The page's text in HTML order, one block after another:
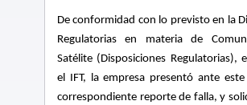
De conformidad con lo previsto en la
Regulatorias en materia de
Satélite (Disposiciones Regulatorias),
el IFT, la empresa presentó ante
correspondiente reporte de falla, y